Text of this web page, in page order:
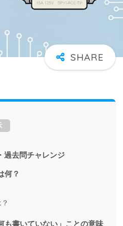
過去問チャレンジ
何？
も書いていない」ことの意味